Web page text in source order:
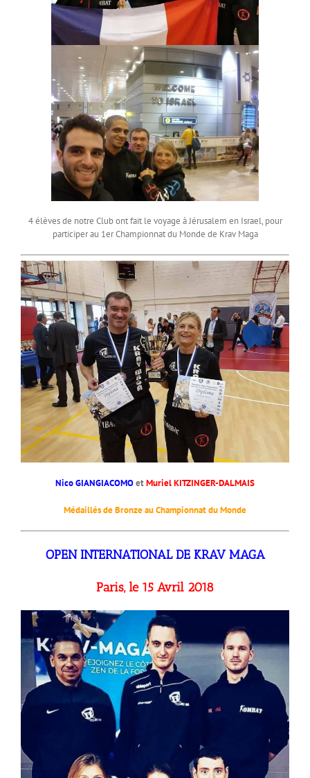
4 élèves de notre Club ont fait le voyage à Jérusalem en Israel, pour
participer au 1er Championnat du Monde de Krav Maga
Nico GIANGIACOMOetMuriel KITZINGER-DALMAIS
Médaillés de Bronze au Championnat du Monde
OPEN INTERNATIONAL DE KRAV MAGA
Paris, le 15 Avril 2018